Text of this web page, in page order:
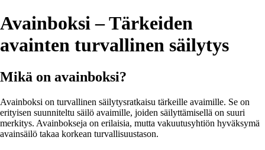
Avainboksi – Tärkeiden
avainten turvallinen säilytys
Mikä on avainboksi?
Avainboksi on turvallinen säilytysratkaisu tärkeille avaimille. Se on
erityisen suunniteltu säilö avaimille, joiden säilyttämisellä on suuri
merkitys. Avainbokseja on erilaisia, mutta vakuutusyhtiön hyväksymä
avainsäilö takaa korkean turvallisuustason.